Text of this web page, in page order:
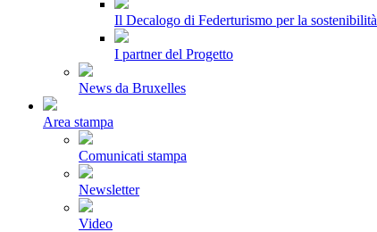
Il Decalogo di Federturismo per la sostenibilità
I partner del Progetto
News da Bruxelles
Area stampa
Comunicati stampa
Newsletter
Video